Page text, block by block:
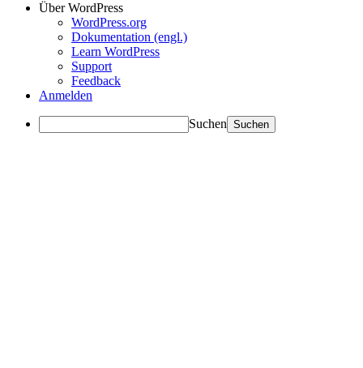
Über WordPress
WordPress.org
Dokumentation (engl.)
Learn WordPress
Support
Feedback
Anmelden
Suchen